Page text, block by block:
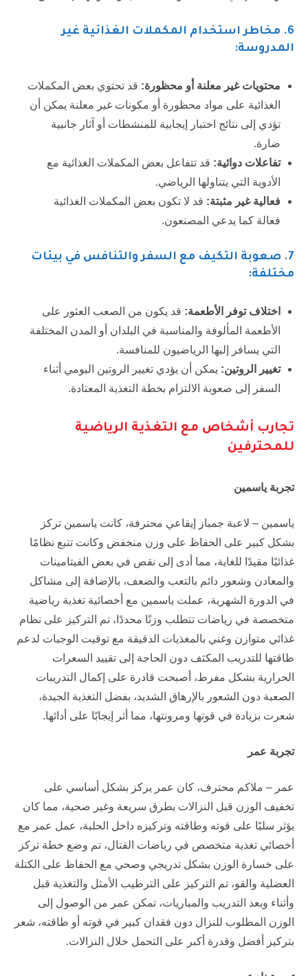
6. مخاطر استخدام المكملات الغذائية غير
المدروسة:
محتويات غير معلنة أو محظورة: قد تحتوي بعض المكملات
الغذائية على مواد محظورة أو مكونات غير معلنة يمكن أن
تؤدي إلى نتائج اختبار إيجابية للمنشطات أو آثار جانبية
ضارة.
تفاعلات دوائية: قد تتفاعل بعض المكملات الغذائية مع
الأدوية التي يتناولها الرياضي.
فعالية غير مثبتة: قد لا تكون بعض المكملات الغذائية
فعالة كما يدعي المصنعون.
7. صعوبة التكيف مع السفر والتنافس في بيئات
مختلفة:
اختلاف توفر الأطعمة: قد يكون من الصعب العثور على
الأطعمة المألوفة والمناسبة في البلدان أو المدن المختلفة
التي يسافر إليها الرياضيون للمنافسة.
تغيير الروتين: يمكن أن يؤدي تغيير الروتين اليومي أثناء
السفر إلى صعوبة الالتزام بخطة التغذية المعتادة.
تجارب أشخاص مع التغذية الرياضية
للمحترفين
تجربة ياسمين
ياسمين – لاعبة جمباز إيقاعي محترفة، كانت ياسمين تركز
بشكل كبير على الحفاظ على وزن منخفض وكانت تتبع نظامًا
غذائيًا مقيدًا للغاية، مما أدى إلى نقص في بعض الفيتامينات
والمعادن وشعور دائم بالتعب والضعف، بالإضافة إلى مشاكل
في الدورة الشهرية، عملت ياسمين مع أخصائية تغذية رياضية
متخصصة في رياضات تتطلب وزنًا محددًا، تم التركيز على نظام
غذائي متوازن وغني بالمغذيات الدقيقة مع توقيت الوجبات لدعم
طاقتها للتدريب المكثف دون الحاجة إلى تقييد السعرات
الحرارية بشكل مفرط، أصبحت قادرة على إكمال التدريبات
الصعبة دون الشعور بالإرهاق الشديد، بفضل التغذية الجيدة،
شعرت بزيادة في قوتها ومرونتها، مما أثر إيجابًا على أدائها.
تجربة عمر
عمر – ملاكم محترف، كان عمر يركز بشكل أساسي على
تخفيف الوزن قبل النزالات بطرق سريعة وغير صحية، مما كان
يؤثر سلبًا على قوته وطاقته وتركيزه داخل الحلبة، عمل عمر مع
أخصائي تغذية متخصص في رياضات القتال، تم وضع خطة تركز
على خسارة الوزن بشكل تدريجي وصحي مع الحفاظ على الكتلة
العضلية والقو، تم التركيز على الترطيب الأمثل والتغذية قبل
وأثناء وبعد التدريب والمباريات، تمكن عمر من الوصول إلى
الوزن المطلوب للنزال دون فقدان كبير في قوته أو طاقته، شعر
بتركيز أفضل وقدرة أكبر على التحمل خلال النزالات.